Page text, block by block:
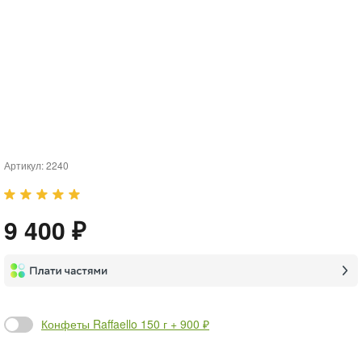
Артикул:2240
9 400 ₽
Конфеты Raffaello 150 г + 900 ₽